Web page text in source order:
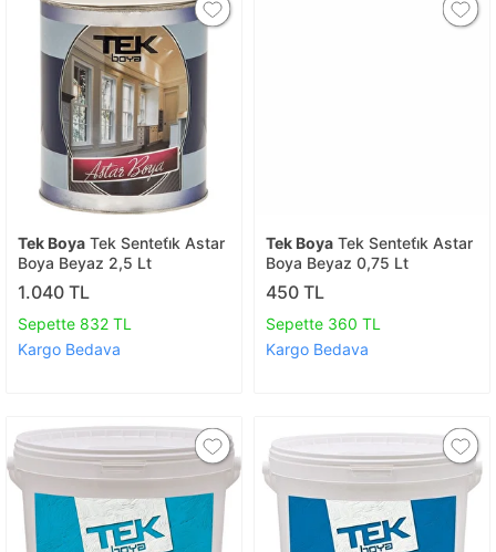
Tek Boya Tek Senteti̇k Astar
Boya Beyaz 2,5 Lt
1.040 TL
Sepette 832 TL
Kargo Bedava
Tek Boya Tek Senteti̇k Astar
Boya Beyaz 0,75 Lt
450 TL
Sepette 360 TL
Kargo Bedava